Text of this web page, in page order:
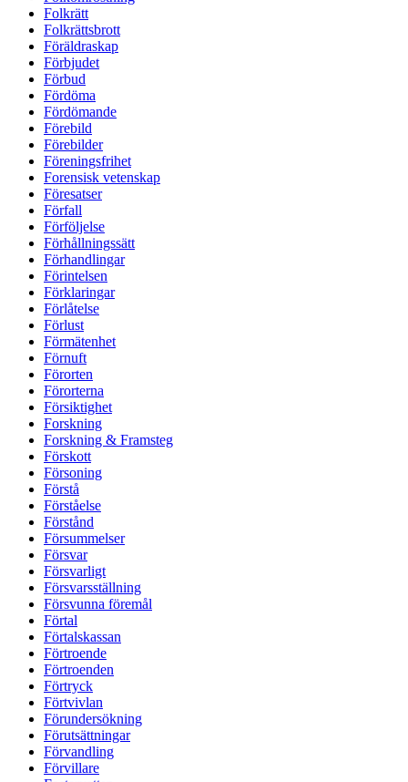
Folkrätt
Folkrättsbrott
Föräldraskap
Förbjudet
Förbud
Fördöma
Fördömande
Förebild
Förebilder
Föreningsfrihet
Forensisk vetenskap
Föresatser
Förfall
Förföljelse
Förhållningssätt
Förhandlingar
Förintelsen
Förklaringar
Förlåtelse
Förlust
Förmätenhet
Förnuft
Förorten
Förorterna
Försiktighet
Forskning
Forskning & Framsteg
Förskott
Försoning
Förstå
Förståelse
Förstånd
Försummelser
Försvar
Försvarligt
Försvarsställning
Försvunna föremål
Förtal
Förtalskassan
Förtroende
Förtroenden
Förtryck
Förtvivlan
Förundersökning
Förutsättningar
Förvandling
Förvillare